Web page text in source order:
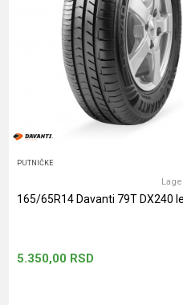
Anti-spam zaštita - izračunajte
PUTNIČKE
165/65R14 Davanti 79T DX240
5.350,00 RSD